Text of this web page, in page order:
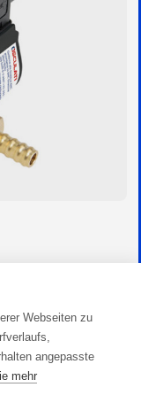
Webseiten zu
angepasste
mehr